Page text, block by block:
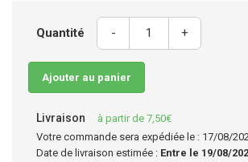
Quantité - +
Ajouter au panier
Livraison
à partir de 7,50€
Votre commande sera expédiée le : 17/08/
Date de livraison estimée : Entre le 19/08/